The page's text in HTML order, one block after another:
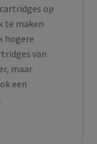
op
te maken
hogere
van
maar
een